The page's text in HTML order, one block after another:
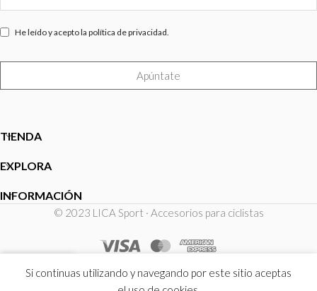
He leído y acepto la política de privacidad.
Apúntate
should
be
blank
TIENDA
EXPLORA
INFORMACIÓN
© 2023 LICA Sport · Accesorios para ciclistas
Si continuas utilizando y navegando por este sitio aceptas